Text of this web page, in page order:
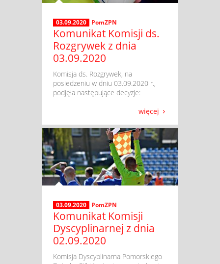
03.09.2020 PomZPN
Komunikat Komisji ds.
Rozgrywek z dnia
03.09.2020
​ Komisja ds. Rozgrywek, na
posiedzeniu w dniu 03.09.2020 r.,
podjęła następujące decyzje:
więcej
03.09.2020 PomZPN
Komunikat Komisji
Dyscyplinarnej z dnia
02.09.2020
​ Komisja Dyscyplinarna Pomorskiego